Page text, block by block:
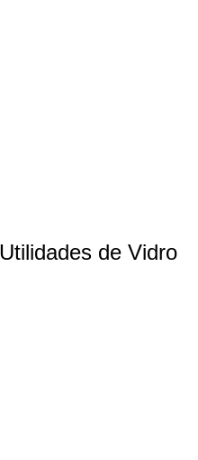
Utilidades de Vidro